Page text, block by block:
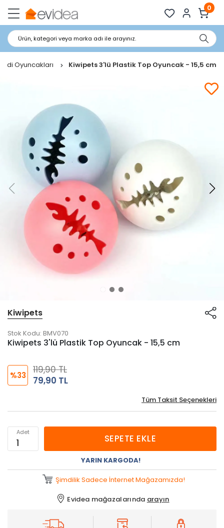
0
Ürün, kategori veya marka adı ile arayınız.
Oyuncakları Kiwipets 3'lü Plastik Top Oyuncak - 15,5 cm
Kiwipets
Stok Kodu: BMV070
Kiwipets 3'lü Plastik Top Oyuncak - 15,5 cm
%33
119,90 TL
79,90 TL
Tüm Taksit Seçenekleri
Adet
SEPETE EKLE
YARIN KARGODA!
Şimdilik Sadece İnternet Mağazamızda!
Evidea mağazalarında arayın